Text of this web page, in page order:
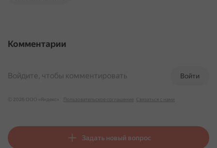
Комментарии
Войти
Войдите, чтобы комментировать
© 2026 ООО «Яндекс» Пользовательское соглашение Связаться с нами
Задать новый вопрос